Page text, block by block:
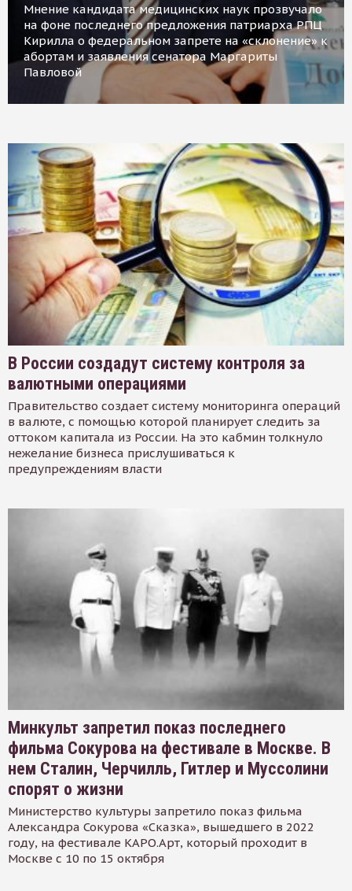
Мнение кандидата медицинских наук прозвучало
на фоне последнего предложения патриарха РПЦ
Кирилла о федеральном запрете на «склонение» к
абортам и заявления сенатора Маргариты
Павловой
В России создадут систему контроля за
валютными операциями
Правительство создает систему мониторинга операций
в валюте, с помощью которой планирует следить за
оттоком капитала из России. На это кабмин толкнуло
нежелание бизнеса прислушиваться к
предупреждениям власти
Минкульт запретил показ последнего
фильма Сокурова на фестивале в Москве. В
нем Сталин, Черчилль, Гитлер и Муссолини
спорят о жизни
Министерство культуры запретило показ фильма
Александра Сокурова «Сказка», вышедшего в 2022
году, на фестивале КАРО.Арт, который проходит в
Москве с 10 по 15 октября